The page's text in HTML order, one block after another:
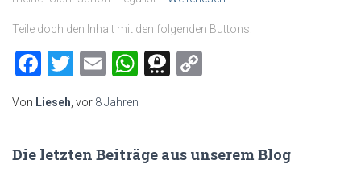
Teile doch den Inhalt mit den folgenden Buttons:
Facebook
Twitter
EmailWhatsApp
Threema
Von Lieseh , vor 8 Jahren
Die letzten Beiträge aus unserem Blog